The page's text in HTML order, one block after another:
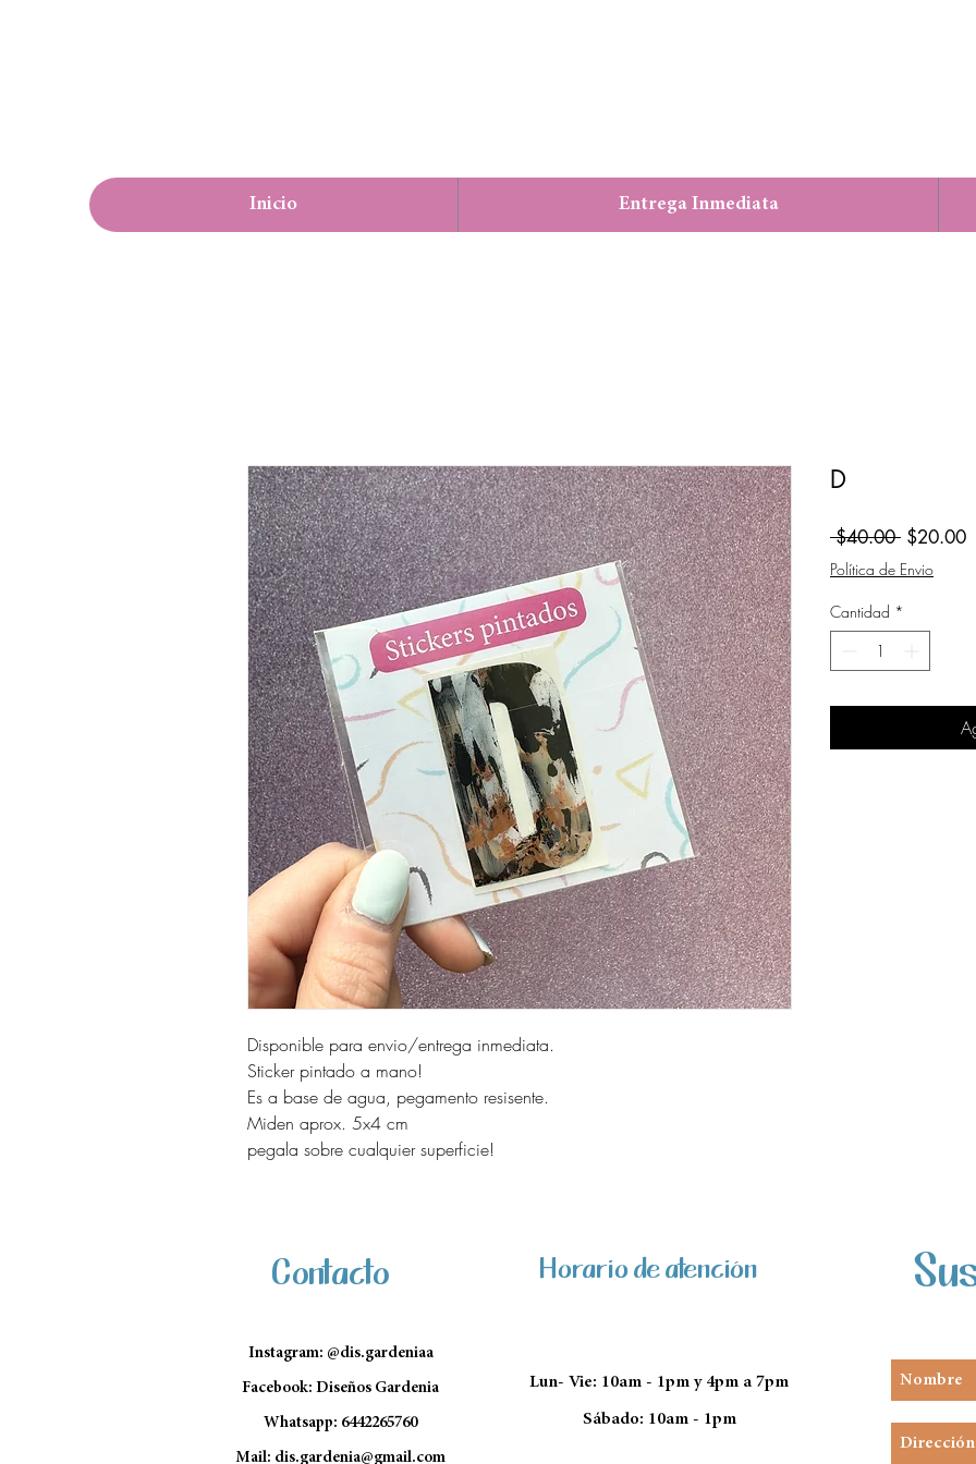
Inicio Entrega Inmediata
Disponible para envio/entrega inmediata.
Sticker pintado a mano!
Es a base de agua, pegamento resisente.
Miden aprox. 5x4 cm
pegala sobre cualquier superficie!
D
$40.00 Precio
$20.00
Política de Envio
Cantidad *
Contacto
Instagram: @dis.gardeniaa
Facebook: Diseños Gardenia
Whatsapp: 6442265760
Mail: dis.gardenia@gmail.com
Horario de atención
Lun- Vie: 10am - 1pm y 4pm a 7pm
Sábado: 10am - 1pm